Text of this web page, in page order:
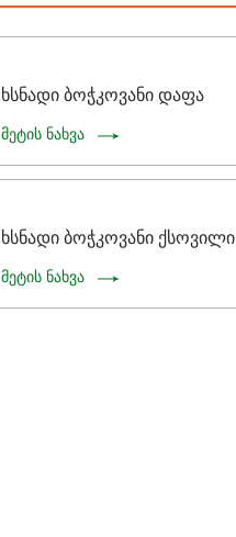
ხსნადი ბოჭკოვანი დაფა
მეტის ნახვა
ხსნადი ბოჭკოვანი ქსოვილი
მეტის ნახვა